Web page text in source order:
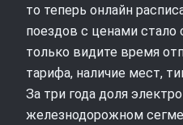
то теперь онлайн
поездов с ценами стало
только видите время
тарифа, наличие мест,
За три года доля
железнодорожном